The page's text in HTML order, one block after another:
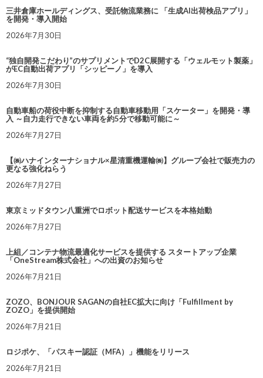
三井倉庫ホールディングス、受託物流業務に 「生成AI出荷検品アプリ」
を開発・導入開始
2026年7月30日
“独自開発こだわり”のサプリメントでD2C展開する「ウェルモット製薬」
がEC自動出荷アプリ「シッピーノ」を導入
2026年7月30日
自動車船の荷役中断を抑制する自動車移動用「スケーター」を開発・導
入 ～自力走行できない車両を約5分で移動可能に～
2026年7月27日
【㈱ハナインターナショナル×星清重機運輸㈱】グループ会社で販売力の
更なる強化ねらう
2026年7月27日
東京ミッドタウン八重洲でロボット配送サービスを本格始動
2026年7月27日
上組／コンテナ物流最適化サービスを提供する スタートアップ企業
「OneStream株式会社」への出資のお知らせ
2026年7月21日
ZOZO、BONJOUR SAGANの自社EC拡大に向け「Fulfillment by
ZOZO」を提供開始
2026年7月21日
ロジポケ、「パスキー認証（MFA）」機能をリリース
2026年7月21日